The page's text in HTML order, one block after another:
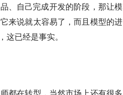
、自己完成开发的阶段，那让模
来说就太容易了，而且模型的进
已经是事实。